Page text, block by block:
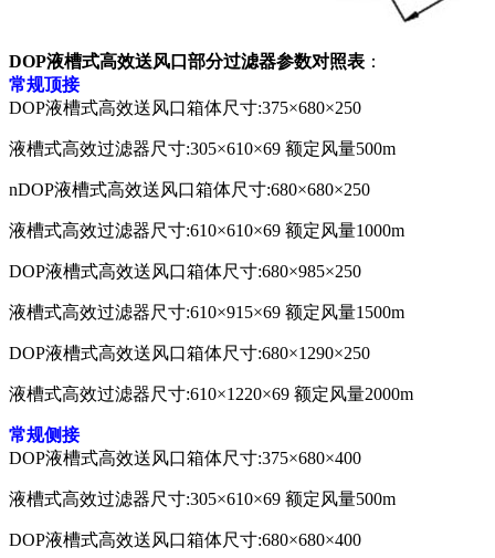
DOP液槽式高效送风口部分过滤器参数对照表 ：
常规顶接
DOP液槽式高效送风口箱体尺寸:375×680×250
液槽式高效过滤器尺寸:305×610×69 额定风量500m
nDOP液槽式高效送风口箱体尺寸:680×680×250
液槽式高效过滤器尺寸:610×610×69 额定风量1000m
DOP液槽式高效送风口箱体尺寸:680×985×250
液槽式高效过滤器尺寸:610×915×69 额定风量1500m
DOP液槽式高效送风口箱体尺寸:680×1290×250
液槽式高效过滤器尺寸:610×1220×69 额定风量2000m
常规侧接
DOP液槽式高效送风口箱体尺寸:375×680×400
液槽式高效过滤器尺寸:305×610×69 额定风量500m
DOP液槽式高效送风口箱体尺寸:680×680×400